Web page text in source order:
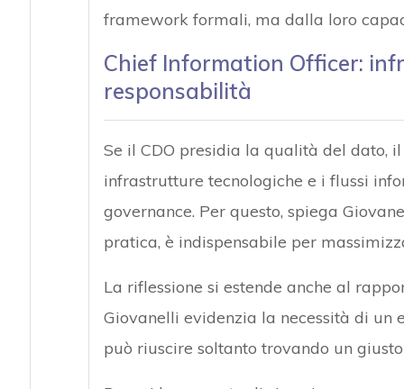
framework formali, ma dalla loro
Chief Information Officer:
responsabilità
Se il CDO presidia la qualità del dato,
infrastrutture tecnologiche e i flussi
governance. Per questo, spiega
pratica, è indispensabile per
La riflessione si estende anche al
Giovanelli evidenzia la necessità di un
può riuscire soltanto trovando un